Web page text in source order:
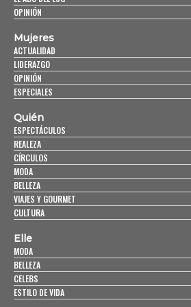
OPINIÓN
Mujeres
ACTUALIDAD
LIDERAZGO
OPINIÓN
ESPECIALES
Quién
ESPECTÁCULOS
REALEZA
CÍRCULOS
MODA
BELLEZA
VIAJES Y GOURMET
CULTURA
Elle
MODA
BELLEZA
CELEBS
ESTILO DE VIDA